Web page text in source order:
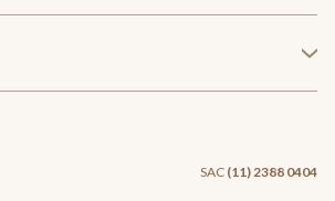
+
SAC (11) 2388 0404